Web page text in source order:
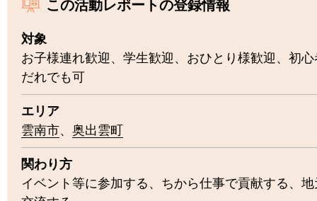
この活動レポートの登録情報
対象
お子様連れ歓迎、学生歓迎、おひとり様歓迎、初
だれでも可
エリア
雲南市
奥出雲町
関わり方
イベント等に参加する、ちから仕事で貢献する、